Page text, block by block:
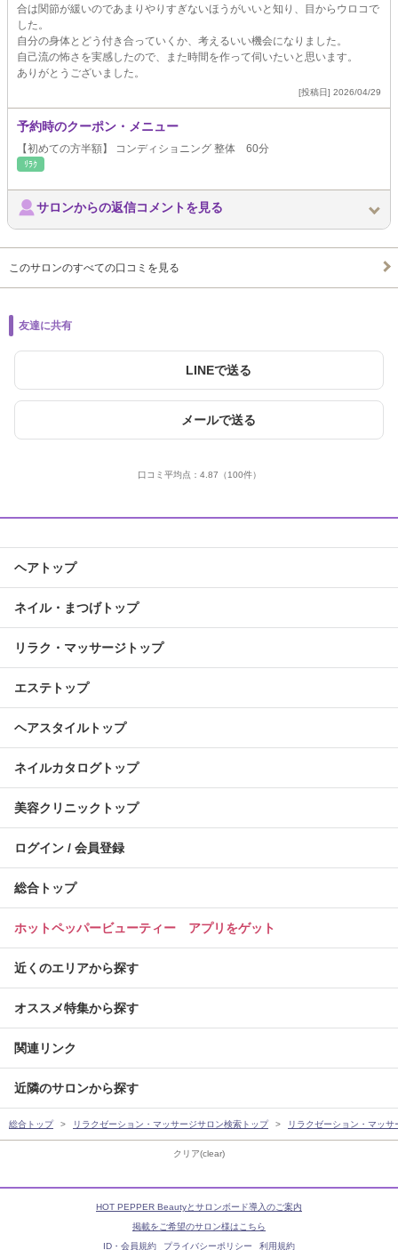
クリア(clear)
合は関節が緩いのであまりやりすぎないほうがいいと知り、目からウロコで
した。
自分の身体とどう付き合っていくか、考えるいい機会になりました。
自己流の怖さを実感したので、また時間を作って伺いたいと思います。
ありがとうございました。
[投稿日] 2026/04/29
予約時のクーポン・メニュー
【初めての方半額】 コンディショニング 整体 60分
ﾘﾗｸ
サロンからの返信コメントを見る
このサロンのすべての口コミを見る
友達に共有
LINEで送る
メールで送る
口コミ平均点： 4.87 （100件）
ヘアトップ
ネイル・まつげトップ
リラク・マッサージトップ
エステトップ
ヘアスタイルトップ
ネイルカタログトップ
美容クリニックトップ
ログイン / 会員登録
総合トップ
ホットペッパービューティー アプリをゲット
近くのエリアから探す
オススメ特集から探す
関連リンク
近隣のサロンから探す
総合トップ リラクゼーション・マッサージサロン検索トップ リラクゼーション・マッ
HOT PEPPER Beautyとサロンボード導入のご案内
掲載をご希望のサロン様はこちら
ID・会員規約
プライバシーポリシー 利用規約